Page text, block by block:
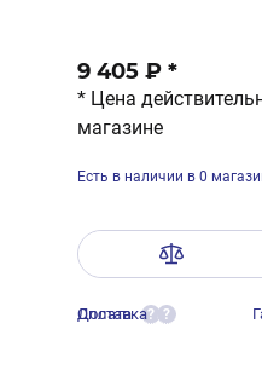
9 405 ₽ *
* Цена
магазине
Есть в наличии в 0
Оплата ?
Доставка ?